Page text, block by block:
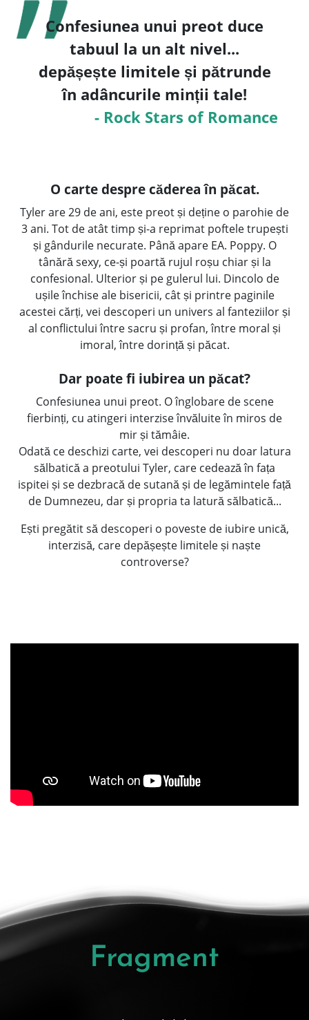
Confesiunea unui preot duce
tabuul la un alt nivel...
depășește limitele și pătrunde
în adâncurile minții tale!
- Rock Stars of Romance
O carte despre căderea în păcat.
Tyler are 29 de ani, este preot și deține o parohie de
3 ani. Tot de atât timp și-a reprimat poftele trupești
și gândurile necurate. Până apare EA. Poppy. O
tânără sexy, ce-și poartă rujul roșu chiar și la
confesional. Ulterior și pe gulerul lui. Dincolo de
ușile închise ale bisericii, cât și printre paginile
acestei cărți, vei descoperi un univers al fanteziilor și
al conflictului între sacru și profan, între moral și
imoral, între dorință și păcat.
Dar poate fi iubirea un păcat?
Confesiunea unui preot. O înglobare de scene
fierbinți, cu atingeri interzise învăluite în miros de
mir și tămâie.
Odată ce deschizi carte, vei descoperi nu doar latura
sălbatică a preotului Tyler, care cedează în fața
ispitei și se dezbracă de sutană și de legămintele față
de Dumnezeu, dar și propria ta latură sălbatică...
Ești pregătit să descoperi o poveste de iubire unică,
interzisă, care depășește limitele și naște
controverse?
Fragment